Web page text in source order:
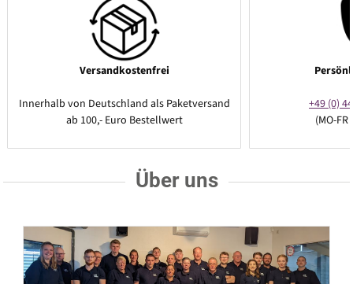
Versandkostenfrei
Innerhalb von Deutschland als Paketversand
ab 100,- Euro Bestellwert
+49 (0)
(MO-
Über uns